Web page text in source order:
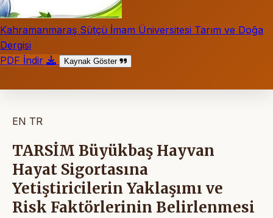
Kahramanmaraş Sütçü İmam Üniversitesi Tarım ve Doğa
Dergisi
PDF İndir
Kaynak Göster
EN TR
TARSİM Büyükbaş Hayvan
Hayat Sigortasına
Yetiştiricilerin Yaklaşımı ve
Risk Faktörlerinin Belirlenmesi